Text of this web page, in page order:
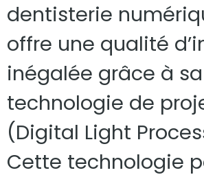
dentisterie
offre une qualité
inégalée grâce à sa
technologie de
(Digital Light
Cette technologie